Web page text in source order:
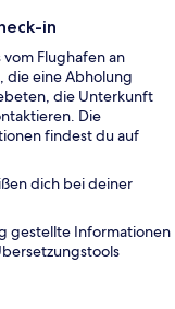
in
Flughafen an
die eine Abholung
die Unterkunft
Die
findest du auf
dich bei deiner
gestellte Informationen